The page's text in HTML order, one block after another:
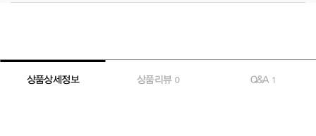
상품상세정보 상품리뷰 0 Q&A 1